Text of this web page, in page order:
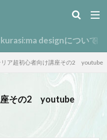
kurasi:ma designについて
リア超初心者向け講座その2 youtube
座その2 youtube